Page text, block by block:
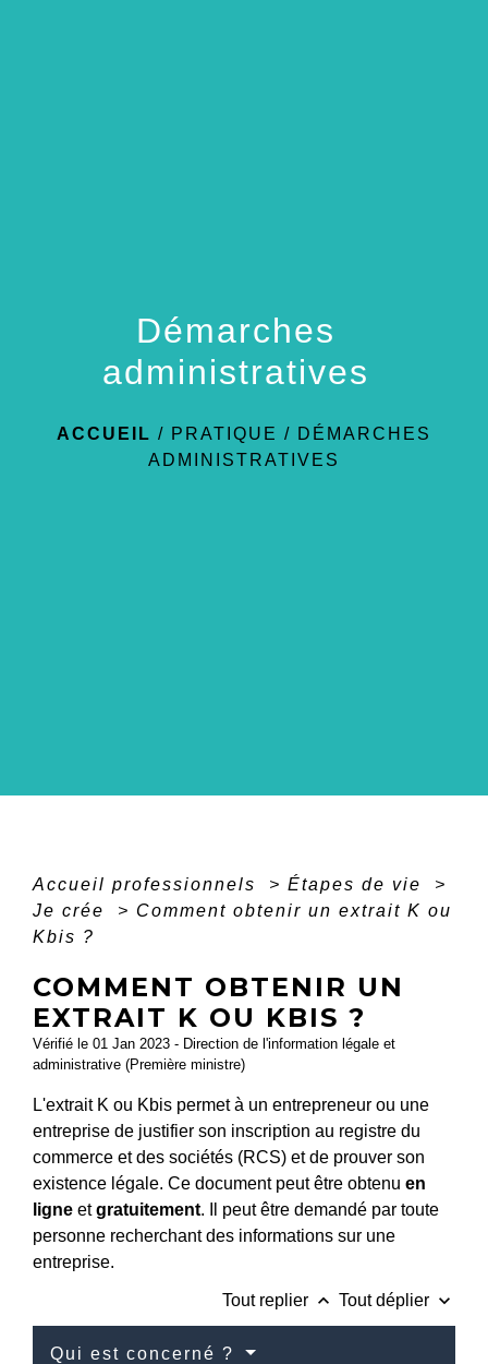
Démarches
administratives
ACCUEIL / PRATIQUE / DÉMARCHES
ADMINISTRATIVES
Accueil professionnels > Étapes de vie
>
Je crée
> Comment obtenir un extrait K ou
Kbis ?
COMMENT OBTENIR UN
EXTRAIT K OU KBIS ?
Vérifié le 01 Jan 2023 - Direction de l'information légale et
administrative (Première ministre)
L'extrait K ou Kbis permet à un entrepreneur ou une
entreprise de justifier son inscription au registre du
commerce et des sociétés (RCS) et de prouver son
existence légale. Ce document peut être obtenu en
ligne etgratuitement. Il peut être demandé par toute
personne recherchant des informations sur une
entreprise.
Tout replier keyboard_arrow_up Tout déplier keyboard_arrow_down
Qui est concerné ?